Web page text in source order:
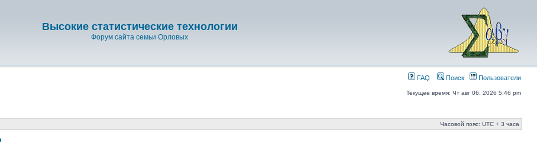
Высокие статистические технологии
Форум сайта семьи Орловых
FAQ Поиск Пользователи
Текущее время: Чт авг 06, 2026 5:46 pm
Часовой пояс: UTC + 3 часа